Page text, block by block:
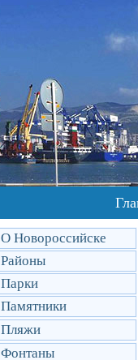
О Новороссийске
Районы
Парки
Памятники
Пляжи
Фонтаны